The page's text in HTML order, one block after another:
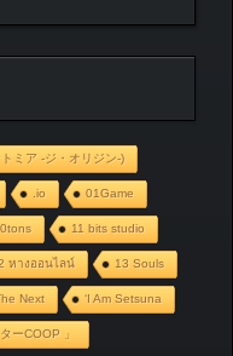
ミア ‐ジ・オリジン‐)
.io 01Game
11 bits studio
หางออนไลน์ 13 Souls
Next ‘I Am Setsuna
ーCOOP 」